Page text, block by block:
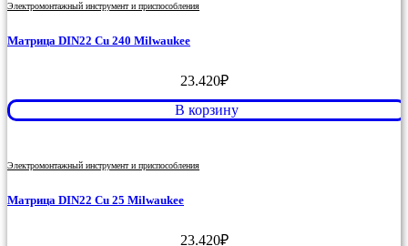
Электромонтажный инструмент и приспособления
Матрица DIN22 Cu 240 Milwaukee
23.420₽
В корзину
Электромонтажный инструмент и приспособления
Матрица DIN22 Cu 25 Milwaukee
23.420₽